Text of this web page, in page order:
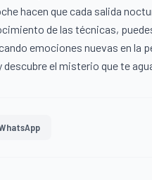
hacen que cada salida
de las técnicas,
emociones nuevas en
el misterio que te